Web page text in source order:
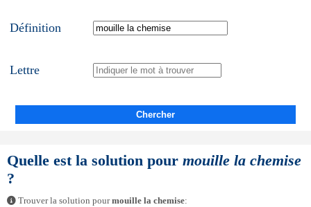
Définition
Lettre
Chercher
Quelle est la solution pour mouille la chemise
?
Trouver la solution pourmouille la chemise: